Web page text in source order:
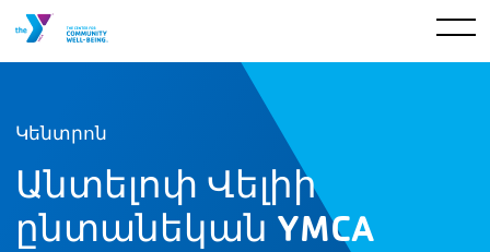
Կենտրոն
Անտելոփ Վելիի
ընտանեկան YMCA